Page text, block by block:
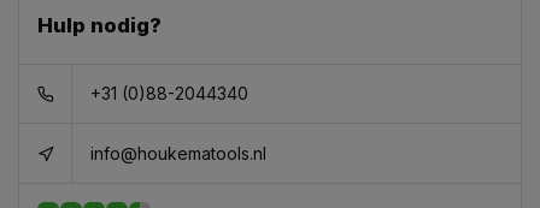
Hulp nodig?
+31 (0)88-2044340
info@houkematools.nl